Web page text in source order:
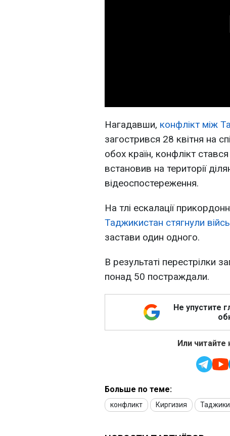
Нагадавши, конфлікт між
загострився 28 квітня на
обох країн, конфлікт
встановив на території
відеоспостереження.
На тлі ескалації
Таджикистан стягнули
застави один одного.
В результаті перестрілки
понад 50 постраждали.
Не упустите
Или читайте
Больше по теме:
конфликт Киргизия